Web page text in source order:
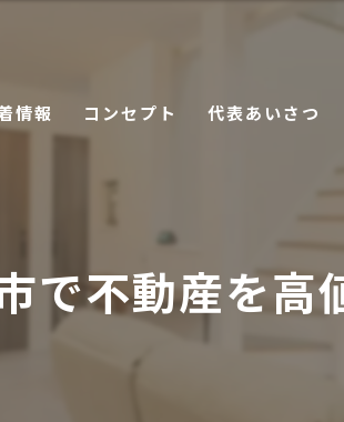
情報 コンセプト 代表あいさつ
で不動産を